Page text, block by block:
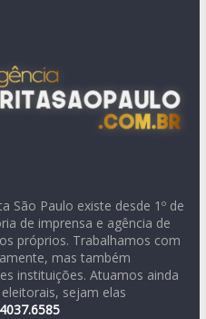
São Paulo existe desde 1º de
de imprensa e agência de
próprios. Trabalhamos com
mas também
instituições. Atuamos ainda
sejam elas